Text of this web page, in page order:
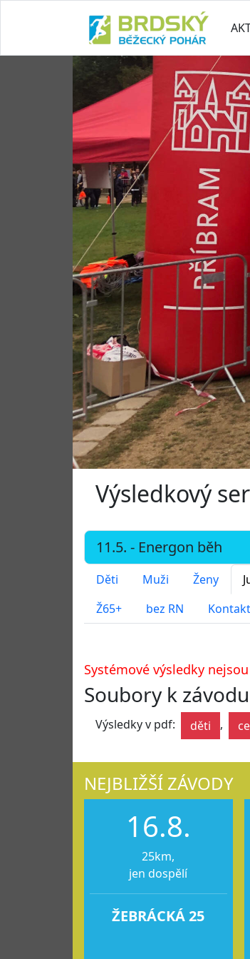
Výsledkový
Děti Muži Ženy
Ž65+
bez RN Kontakt
Systémové výsledky
Soubory k
Výsledky v pdf: děti ,
NEJBLIŽŠÍ ZÁVODY
16.8.
25km,
jen dospělí
ŽEBRÁCKÁ 25